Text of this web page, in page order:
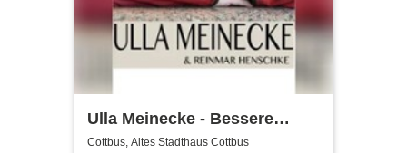
Ulla Meinecke - Bessere
Zeiten Tour
Cottbus, Altes Stadthaus Cottbus